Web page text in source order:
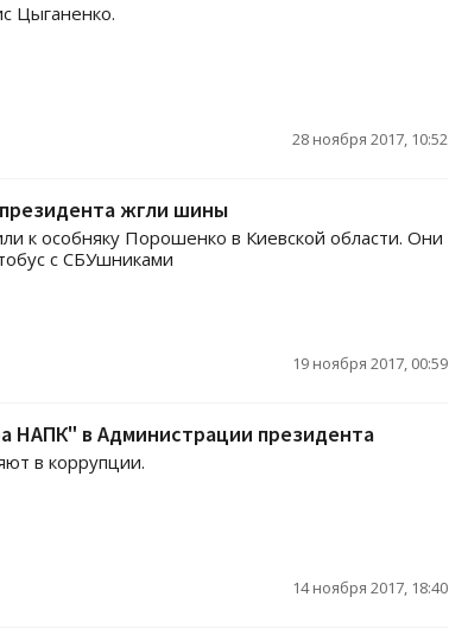
Цыганенко.
28 ноября 2017, 10:52
жгли шины
к особняку Порошенко в Киевской области. Они
с СБУшниками
19 ноября 2017, 00:59
НАПК" в Администрации президента
в коррупции.
14 ноября 2017, 18:40